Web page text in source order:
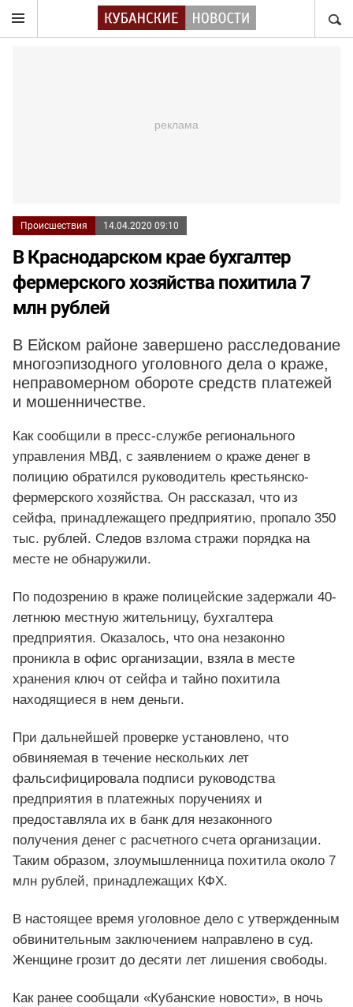
Происшествия 14.04.2020 09:10
В Краснодарском крае бухгалтер
фермерского хозяйства похитила 7
млн рублей
В Ейском районе завершено расследование
многоэпизодного уголовного дела о краже,
неправомерном обороте средств платежей
и мошенничестве.
Как сообщили в пресс-службе регионального
управления МВД, с заявлением о краже денег в
полицию обратился руководитель крестьянско-
фермерского хозяйства. Он рассказал, что из
сейфа, принадлежащего предприятию, пропало 350
тыс. рублей. Следов взлома стражи порядка на
месте не обнаружили.
По подозрению в краже полицейские задержали 40-
летнюю местную жительницу, бухгалтера
предприятия. Оказалось, что она незаконно
проникла в офис организации, взяла в месте
хранения ключ от сейфа и тайно похитила
находящиеся в нем деньги.
При дальнейшей проверке установлено, что
обвиняемая в течение нескольких лет
фальсифицировала подписи руководства
предприятия в платежных поручениях и
предоставляла их в банк для незаконного
получения денег с расчетного счета организации.
Таким образом, злоумышленница похитила около 7
млн рублей, принадлежащих КФХ.
В настоящее время уголовное дело с утвержденным
обвинительным заключением направлено в суд.
Женщине грозит до десяти лет лишения свободы.
Как ранее сообщали «Кубанские новости», в ночь